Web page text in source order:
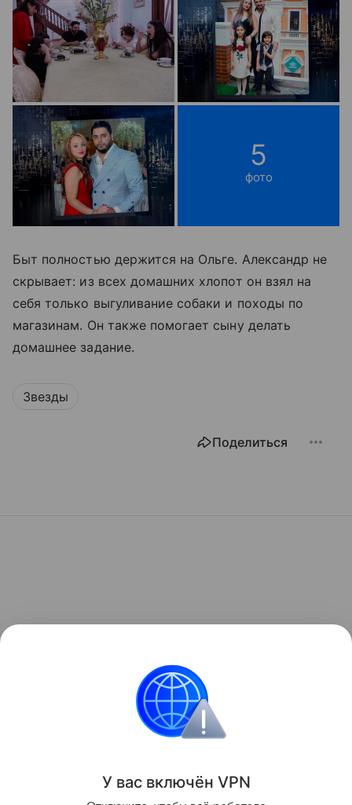
5
фото
Быт полностью держится на Ольге. Александр не
скрывает: из всех домашних хлопот он взял на
себя только выгуливание собаки и походы по
магазинам. Он также помогает сыну делать
домашнее задание.
Звезды
Поделиться
У вас включён VPN